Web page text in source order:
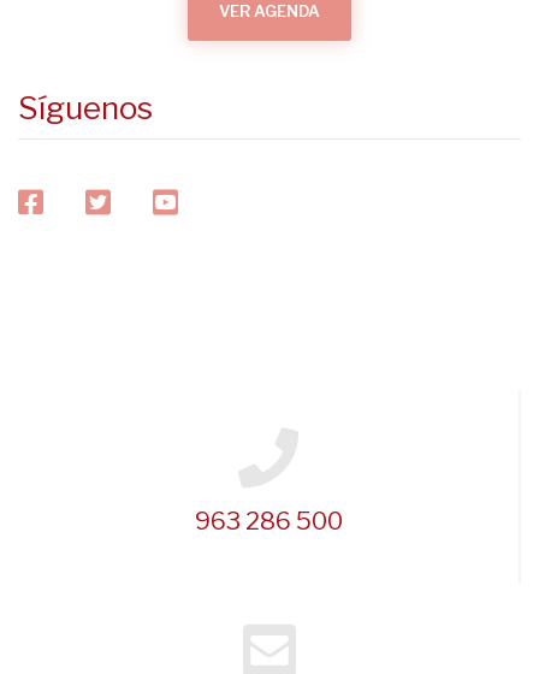
VER AGENDA
Síguenos
facebooktwitteryoutube
963 286 500